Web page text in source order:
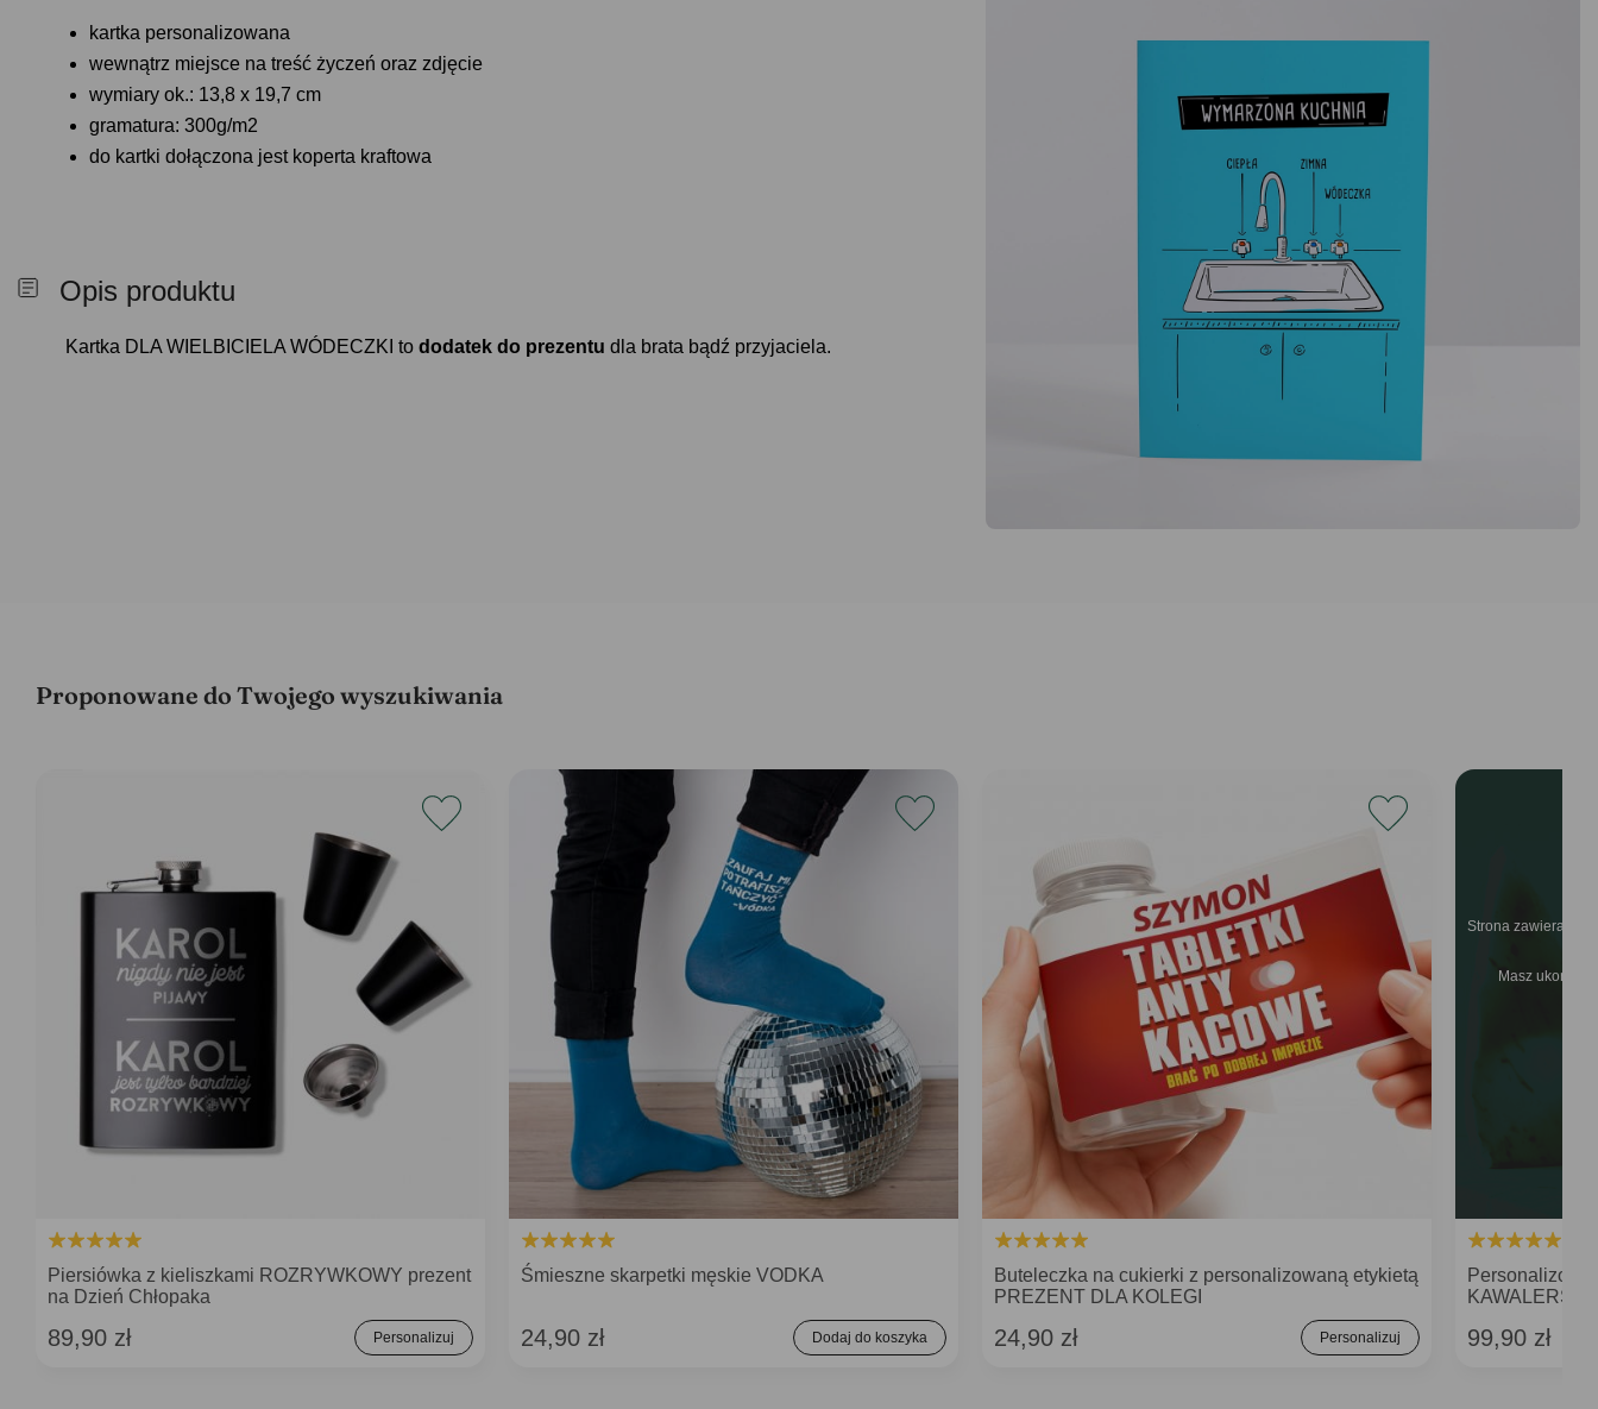
kartka personalizowana
wewnątrz miejsce na treść życzeń oraz zdjęcie
wymiary ok.: 13,8 x 19,7 cm
gramatura: 300g/m2
do kartki dołączona jest koperta kraftowa
Opis produktu
Kartka DLA WIELBICIELA WÓDECZKI to dodatek do prezentu dla brata bądź przyjaciela.
Proponowane do Twojego wyszukiwania
Piersiówka z kieliszkami ROZRYWKOWY prezent
na Dzień Chłopaka
89,90 zł Personalizuj
Śmieszne skarpetki męskie VODKA
24,90 zł Dodaj do koszyka
Buteleczka na cukierki z personalizowaną etykietą
PREZENT DLA KOLEGI
24,90 zł Personalizuj
Strona zawiera
Masz
KAWALERSKI
99,90 zł